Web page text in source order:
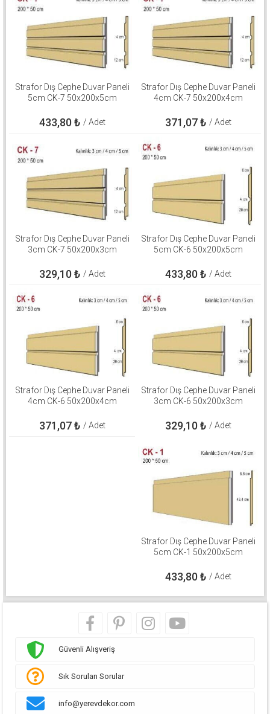
Strafor Dış Cephe Duvar Paneli
5cm CK-7 50x200x5cm
433,80₺ / Adet
Strafor Dış Cephe Duvar Paneli
4cm CK-7 50x200x4cm
371,07₺ / Adet
Strafor Dış Cephe Duvar Paneli
3cm CK-7 50x200x3cm
329,10₺ / Adet
Strafor Dış Cephe Duvar Paneli
5cm CK-6 50x200x5cm
433,80₺ / Adet
Strafor Dış Cephe Duvar Paneli
4cm CK-6 50x200x4cm
371,07₺ / Adet
Strafor Dış Cephe Duvar Paneli
3cm CK-6 50x200x3cm
329,10₺ / Adet
Strafor Dış Cephe Duvar Paneli
5cm CK-1 50x200x5cm
433,80₺ / Adet
Güvenli Alışveriş
Sık Sorulan Sorular
info@yerevdekor.com